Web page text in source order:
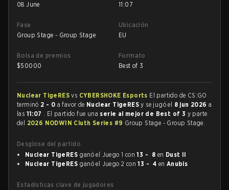
08 June
11:07
Fase
Group Stage - Group Stage
Ubicación
EU
Bolsa de premios
$50000
Formato
Best of 3
Nuclear TigeRESvs CYBERSHOKE Esports El partido de CS:GO
terminó 2 - 0 a favor de Nuclear TigeRESy se jugó el 8 jun 2026a
las 11:07 . El partido fue una serie al mejor de Best of 3 y parte
del 2026 NODWIN Cluth Series #9 Group Stage - Group Stage.
Desglose del partido
Nuclear TigeRES ganó el Juego 1 con13 - 8 en Dust II
Nuclear TigeRES ganó el Juego 2 con13 - 4 en Anubis
Estadísticas clave de jugadores